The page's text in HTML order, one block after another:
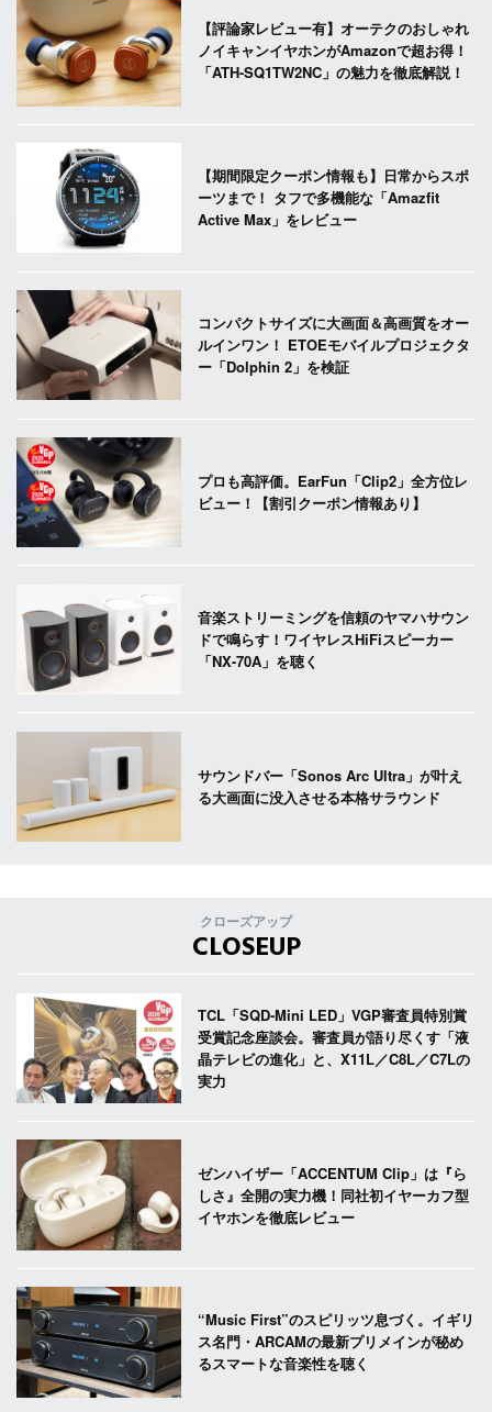
【評論家レビュー有】オーテクのおしゃれ
ノイキャンイヤホンがAmazonで超お得！
「ATH-SQ1TW2NC」の魅力を徹底解説！
【期間限定クーポン情報も】日常からスポ
ーツまで！ タフで多機能な「Amazfit
Active Max」をレビュー
コンパクトサイズに大画面＆高画質をオー
ルインワン！ ETOEモバイルプロジェクタ
ー「Dolphin 2」を検証
プロも高評価。EarFun「Clip2」全方位レ
ビュー！【割引クーポン情報あり】
音楽ストリーミングを信頼のヤマハサウン
ドで鳴らす！ワイヤレスHiFiスピーカー
「NX-70A」を聴く
サウンドバー「Sonos Arc Ultra」が叶え
る大画面に没入させる本格サラウンド
クローズアップ
CLOSEUP
TCL「SQD-Mini LED」VGP審査員特別賞
受賞記念座談会。審査員が語り尽くす「液
晶テレビの進化」と、X11L／C8L／C7Lの
実力
ゼンハイザー「ACCENTUM Clip」は『ら
しさ』全開の実力機！同社初イヤーカフ型
イヤホンを徹底レビュー
“Music First”のスピリッツ息づく。イギリ
ス名門・ARCAMの最新プリメインが秘め
るスマートな音楽性を聴く